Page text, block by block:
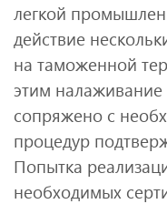
легкой
действие
на таможенной
этим налаживание
сопряжено с
процедур
Попытка
необходимых